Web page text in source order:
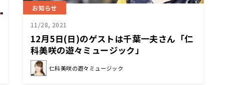
お知らせ
11/28, 2021
12月5日(日)のゲストは千葉一夫さん「仁
科美咲の遊々ミュージック」
仁科美咲の遊々ミュージック